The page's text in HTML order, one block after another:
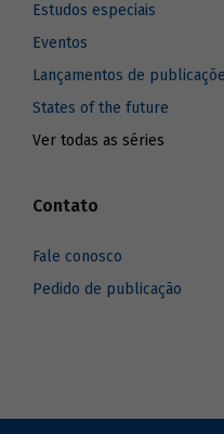
Estudos especiais
Eventos
Lançamentos de
States of the future
Ver todas as séries
Contato
Fale conosco
Pedido de publicação